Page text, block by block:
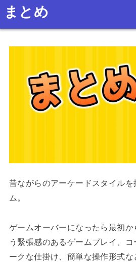
まとめ
昔ながらのアーケードスタイル
ム。
ゲームオーバーになったら最初
う緊張感のあるゲームプレイ、
ークな仕掛け、簡単な操作形式な